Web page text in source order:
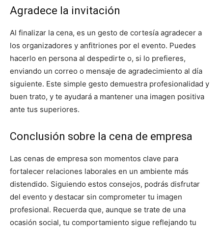
Agradece la invitación
Al finalizar la cena, es un gesto de cortesía agradecer a
los organizadores y anfitriones por el evento. Puedes
hacerlo en persona al despedirte o, si lo prefieres,
enviando un correo o mensaje de agradecimiento al día
siguiente. Este simple gesto demuestra profesionalidad y
buen trato, y te ayudará a mantener una imagen positiva
ante tus superiores.
Conclusión sobre la cena de empresa
Las cenas de empresa son momentos clave para
fortalecer relaciones laborales en un ambiente más
distendido. Siguiendo estos consejos, podrás disfrutar
del evento y destacar sin comprometer tu imagen
profesional. Recuerda que, aunque se trate de una
ocasión social, tu comportamiento sigue reflejando tu